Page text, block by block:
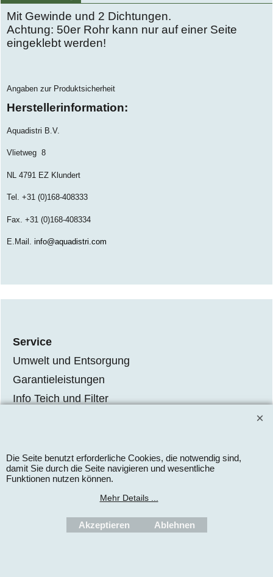
Mit Gewinde und 2 Dichtungen.
Achtung: 50er Rohr kann nur auf einer Seite
eingeklebt werden!
Angaben zur Produktsicherheit
Herstellerinformation:
Aquadistri B.V.
Vlietweg 8
NL 4791 EZ Klundert
Tel. +31 (0)168-408333
Fax. +31 (0)168-408334
E.Mail. info@aquadistri.com
Service
Umwelt und Entsorgung
Garantieleistungen
Info Teich und Filter
WebShop erstellt mit
ShopFactory Shop
Die Seite benutzt erforderliche Cookies, die notwendig sind,
damit Sie durch die Seite navigieren und wesentliche
Funktionen nutzen können.
Mehr Details ...
Akzeptieren Ablehnen